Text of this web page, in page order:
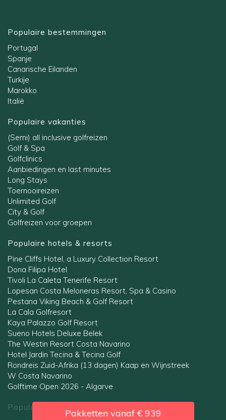
Pakketten vanaf € 939
Populaire bestemmingen
Portugal
Spanje
Canarische Eilanden
Turkije
Marokko
Italië
Populaire vakanties
(Semi) all inclusive golfreizen
Golf & Spa
Golfclinics
Aanbiedingen en last minutes
Long Stays
Toernooireizen
Unlimited Golf
City & Golf
Golfreizen voor groepen
Populaire hotels & resorts
Pine Cliffs Hotel, a Luxury Collection Resort
Dona Filipa Hotel
Tivoli La Caleta Tenerife Resort
Lopesan Costa Meloneras Resort, Spa & Casino
Pestana Viking Beach & Golf Resort
La Cala Golfresort
Kaya Palazzo Golf Resort
Sueno Hotels Deluxe Belek
The Westin Resort Costa Navarino
Hotel Jardin Tecina & Tecina Golf
Rondreis Zuid-Afrika (13 dagen) Kaap en Wijnstreek
W Costa Navarino
Golftime Open 2026 - Algarve
Populaire regio's